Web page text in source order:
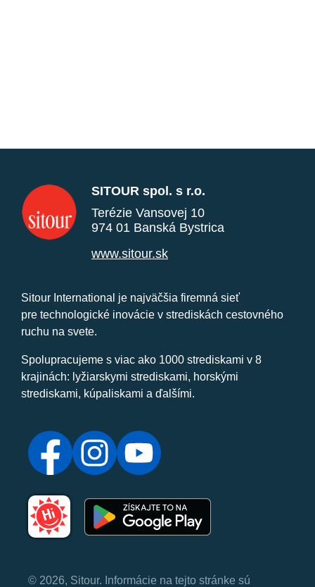
SITOUR spol. s r.o.
Terézie Vansovej 10
974 01 Banská Bystrica
www.sitour.sk
Sitour International je najväčšia firemná sieť
pre technologické inovácie v strediskách cestovného
ruchu na svete.
Spolupracujeme s viac ako 1000 strediskami v 8
krajinách: lyžiarskymi strediskami, horskými
strediskami, kúpaliskami a ďalšími.
© 2026, Sitour. Informácie na tejto stránke sú